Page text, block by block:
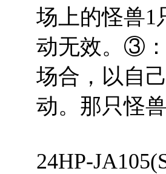
场上的怪兽1
动无效。③
场合，以自
动。那只怪
24HP-